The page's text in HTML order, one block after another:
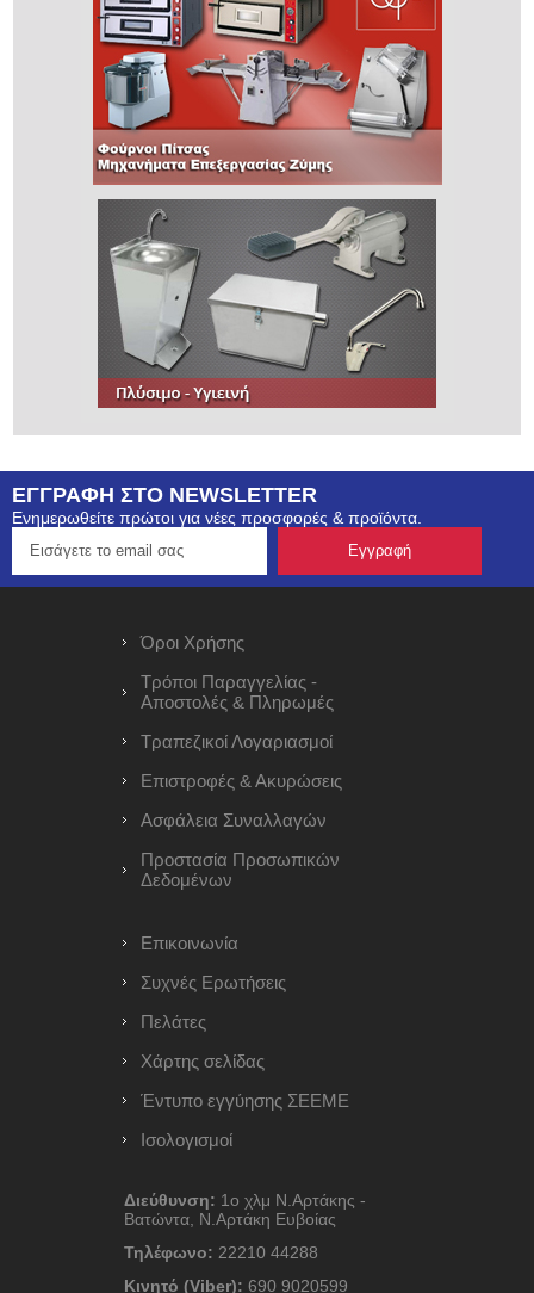
ΕΓΓΡΑΦΗ ΣΤΟ NEWSLETTER
Ενημερωθείτε πρώτοι για νέες προσφορές & προϊόντα.
Όροι Χρήσης
Τρόποι Παραγγελίας -
Αποστολές & Πληρωμές
Τραπεζικοί Λογαριασμοί
Επιστροφές & Ακυρώσεις
Ασφάλεια Συναλλαγών
Προστασία Προσωπικών
Δεδομένων
Επικοινωνία
Συχνές Ερωτήσεις
Πελάτες
Χάρτης σελίδας
Έντυπο εγγύησης ΣΕΕΜΕ
Ισολογισμοί
Διεύθυνση: 1ο χλμ Ν.Αρτάκης -
Βατώντα, Ν.Αρτάκη Ευβοίας
Τηλέφωνο: 22210 44288
Κινητό (Viber): 690 9020599